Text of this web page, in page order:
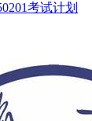
考试计划